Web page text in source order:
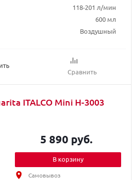
118-201 л/мин
600 мл
Воздушный
Сравнить
ITALCO Mini H-3003
5 890 руб.
В корзину
Самовывоз